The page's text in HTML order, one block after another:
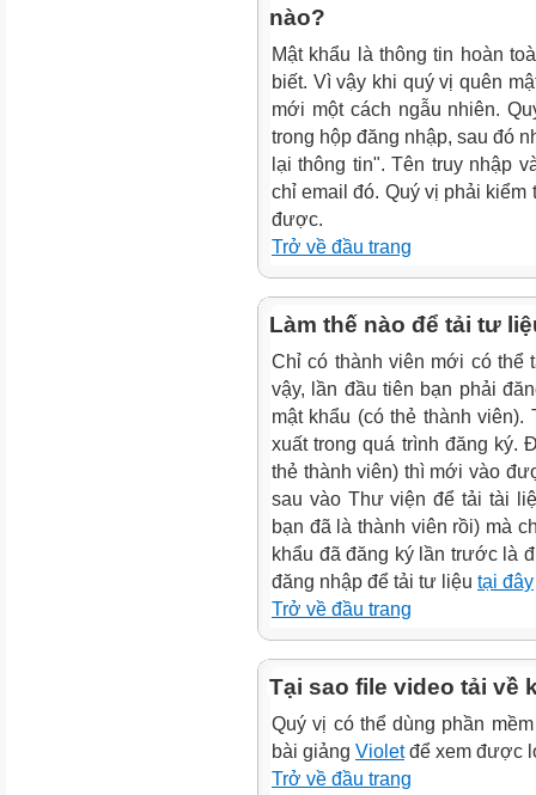
nào?
Mật khẩu là thông tin hoàn
biết. Vì vậy khi quý vị quên
mới một cách ngẫu nhiên.
trong hộp đăng nhập, sau đó
lại thông tin". Tên truy nhập
chỉ email đó. Quý vị phải
được.
Trở về đầu trang
Làm thế nào để tải tư
Chỉ có thành viên mới có thể
vậy, lần đầu tiên bạn phải
mật khẩu (có thẻ thành
xuất trong quá trình đăng ký.
thẻ thành viên) thì mới vào
sau vào Thư viện để tải tài
bạn đã là thành viên rồi) mà
khẩu đã đăng ký lần trước là
đăng nhập để tải tư liệu tại đây
Trở về đầu trang
Tại sao file video tải về
Quý vị có thể dùng phần
bài giảng Violetđể xem được
Trở về đầu trang